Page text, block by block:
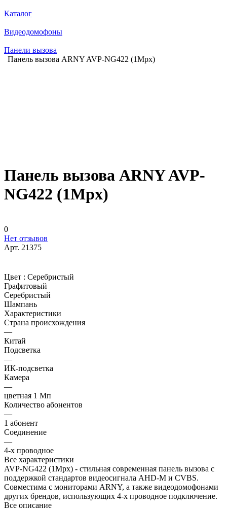
Каталог
Видеодомофоны
Панели вызова
Панель вызова ARNY AVP-NG422 (1Mpx)
Панель вызова ARNY AVP-
NG422 (1Mpx)
0
Нет отзывов
Арт. 21375
Цвет : Серебристый
Графитовый
Серебристый
Шампань
Характеристики
Страна происхождения
—
Китай
Подсветка
—
ИК-подсветка
Камера
—
цветная 1 Мп
Количество абонентов
—
1 абонент
Соединение
—
4-х проводное
Все характеристики
AVP-NG422 (1Mpx) - стильная современная панель вызова с
поддержкой стандартов видеосигнала AHD-M и CVBS.
Совместима с мониторами ARNY, а также видеодомофонами
других брендов, использующих 4-х проводное подключение.
Все описание